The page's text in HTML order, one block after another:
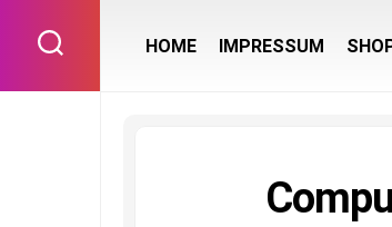
content
HOME IMPRESSUM